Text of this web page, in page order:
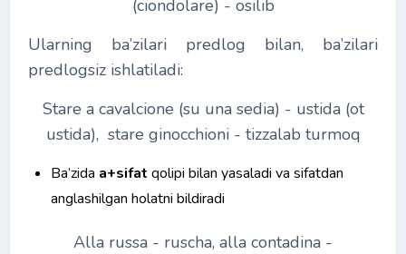
(ciondolare) - osilib
Ularning ba’zilari predlog bilan, ba’zilari
predlogsiz ishlatiladi:
Stare a cavalcione (su una sedia) - ustida (ot
ustida), stare ginocchioni - tizzalab turmoq
Ba’zida a+sifat qolipi bilan yasaladi va sifatdan
anglashilgan holatni bildiradi
Alla russa - ruscha, alla contadina -